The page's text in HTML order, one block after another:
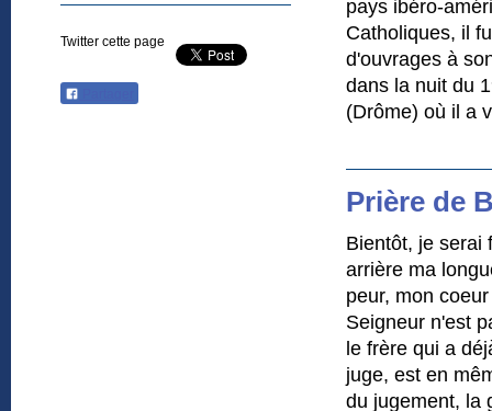
Twitter cette page
pays ibéro-
Catholiques, il
d'ouvrages à
dans la nuit du
(Drôme) où il a
Prière de
Bientôt, je serai
arrière ma
peur, mon
Seigneur n'est
le frère qui a
juge, est en
du jugement, la